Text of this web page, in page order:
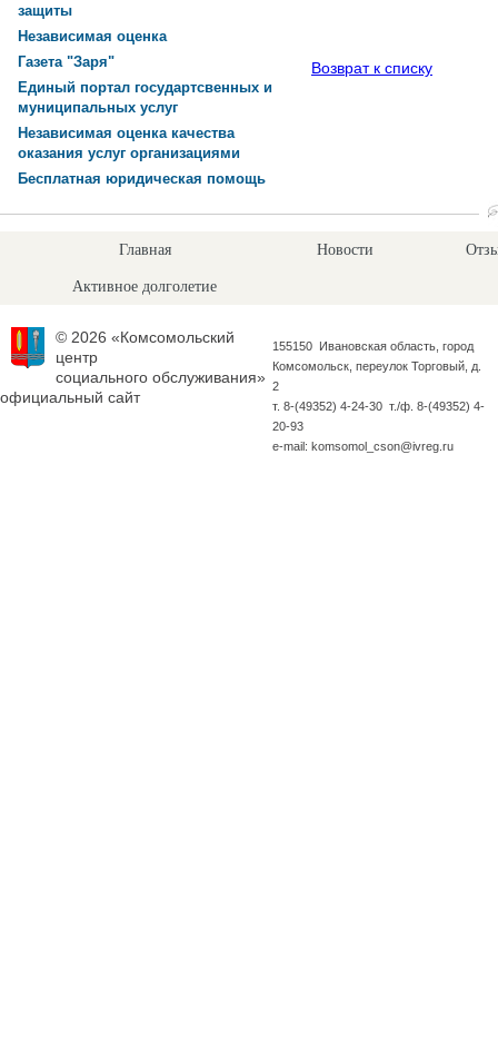
Возврат к списку
защиты
Независимая оценка
Газета "Заря"
Единый портал государтсвенных и
муниципальных услуг
Независимая оценка качества
оказания услуг организациями
Бесплатная юридическая помощь
Главная Новости
Активное долголетие
© 2026 «Комсомольский
центр
социального обслуживания»
официальный сайт
155150 Ивановская область, город
Комсомольск, переулок Торговый, д.
2
т. 8-(49352) 4-24-30 т./ф. 8-(49352) 4-
20-93
e-mail: komsomol_cson@ivreg.ru